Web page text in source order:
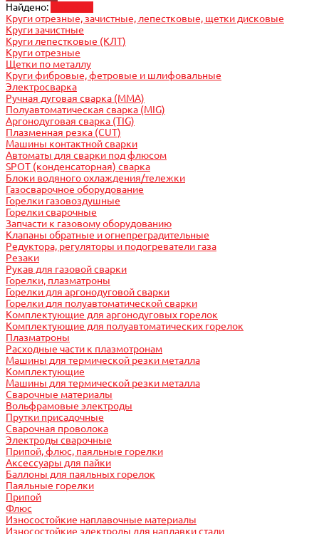
Найдено:
Круги отрезные, зачистные, лепестковые, щетки дисковые
Круги зачистные
Круги лепестковые (КЛТ)
Круги отрезные
Щетки по металлу
Круги фибровые, фетровые и шлифовальные
Электросварка
Ручная дуговая сварка (MMA)
Полуавтоматическая сварка (MIG)
Аргонодуговая сварка (TIG)
Плазменная резка (CUT)
Машины контактной сварки
Автоматы для сварки под флюсом
SPOT (конденсаторная) сварка
Блоки водяного охлаждения/тележки
Газосварочное оборудование
Горелки газовоздушные
Горелки сварочные
Запчасти к газовому оборудованию
Клапаны обратные и огнепреградительные
Редуктора, регуляторы и подогреватели газа
Резаки
Рукав для газовой сварки
Горелки, плазматроны
Горелки для аргонодуговой сварки
Горелки для полуавтоматической сварки
Комплектующие для аргонодуговых горелок
Комплектующие для полуавтоматических горелок
Плазматроны
Расходные части к плазмотронам
Машины для термической резки металла
Комплектующие
Машины для термической резки металла
Сварочные материалы
Вольфрамовые электроды
Прутки присадочные
Сварочная проволока
Электроды сварочные
Припой, флюс, паяльные горелки
Аксессуары для пайки
Баллоны для паяльных горелок
Паяльные горелки
Припой
Флюс
Износостойкие наплавочные материалы
Износостойкие электроды для наплавки стали